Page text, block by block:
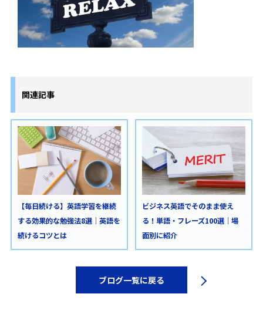
関連記事
【毎日続ける】英語学習を継続
する効果的な勉強法8選｜英語を
続けるコツとは
ビジネス英語でそのまま使え
る！単語・フレーズ100選｜場
面別に紹介
ブログ一覧に戻る